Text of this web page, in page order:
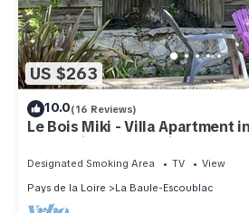
US $263
10.0(16 Reviews)
Le Bois Miki - Villa Apartment
Magnolias - Everything on foot !
Designated Smoking Area TV
View
Pays de la Loire
La Baule-Escoublac